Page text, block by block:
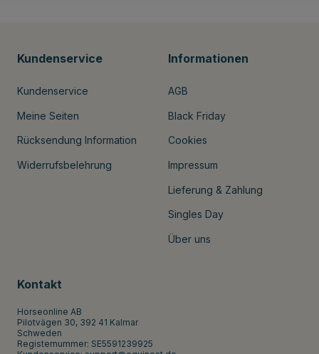
Kundenservice
Kundenservice
Meine Seiten
Rücksendung Information
Widerrufsbelehrung
Informationen
AGB
Black Friday
Cookies
Impressum
Lieferung & Zahlung
Singles Day
Über uns
Kontakt
Horseonline AB
Pilotvägen 30, 392 41 Kalmar
Schweden
Registernummer: SE5591239925